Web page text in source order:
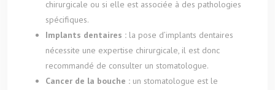
chirurgicale ou si elle est associée à des pathologies
spécifiques.
Implants dentaires : la pose d’implants dentaires
nécessite une expertise chirurgicale, il est donc
recommandé de consulter un stomatologue.
Cancer de la bouche : un stomatologue est le